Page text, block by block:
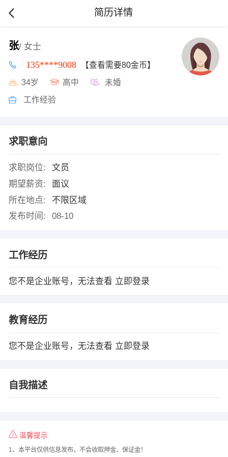
简历详情
张/ 女士
135****9008 【查看需要80金币】
34岁 高中 未婚
工作经验
求职意向
求职岗位:
文员
期望薪资:
面议
所在地点:
不限区域
发布时间:
08-10
工作经历
您不是企业账号，无法查看 立即登录
教育经历
您不是企业账号，无法查看 立即登录
自我描述
温馨提示
1、本平台仅供信息发布，不会收取押金、保证金！